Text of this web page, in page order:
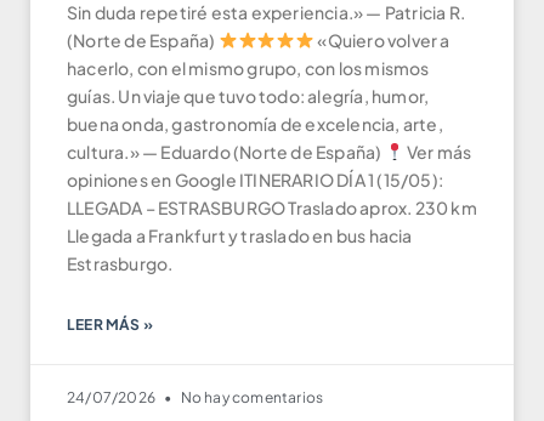
Sin duda repetiré esta experiencia.» — Patricia R.
(Norte de España)
«Quiero volver a
hacerlo, con el mismo grupo, con los mismos
guías. Un viaje que tuvo todo: alegría, humor,
buena onda, gastronomía de excelencia, arte,
cultura.» — Eduardo (Norte de España)
Ver más
opiniones en Google ITINERARIO DÍA 1 (15/05):
LLEGADA – ESTRASBURGO Traslado aprox. 230 km
Llegada a Frankfurt y traslado en bus hacia
Estrasburgo.
LEER MÁS »
24/07/2026 No hay comentarios